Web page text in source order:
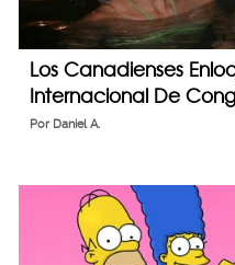
Los Canadienses
Internacional De
Por Daniel A.